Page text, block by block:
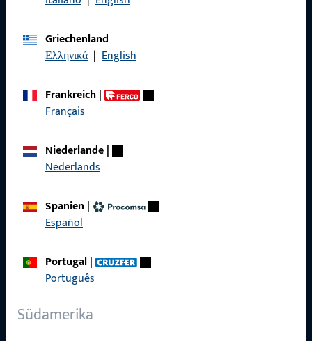
Griechenland
Ελληνικά | English
Frankreich|
Français
Niederlande|
Nederlands
Spanien |
Español
Portugal|
Português
Südamerika
Allgemeines
Schnelleinstieg